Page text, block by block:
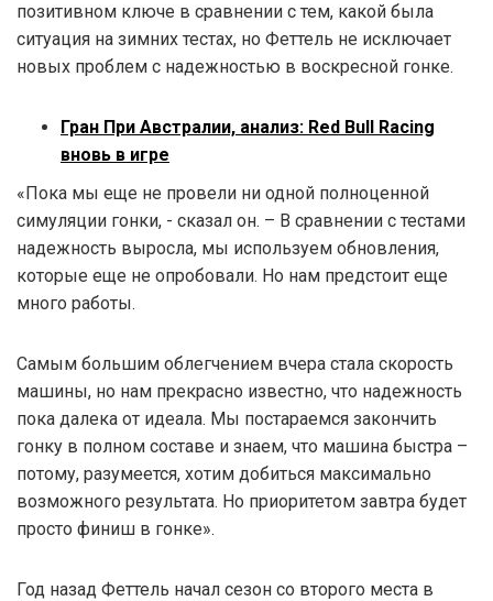
позитивном ключе в сравнении с тем, какой была
ситуация на зимних тестах, но Феттель не исключает
новых проблем с надежностью в воскресной гонке.
Гран При Австралии, анализ: Red Bull Racing
вновь в игре
«Пока мы еще не провели ни одной полноценной
симуляции гонки, - сказал он. – В сравнении с тестами
надежность выросла, мы используем обновления,
которые еще не опробовали. Но нам предстоит еще
много работы.
Самым большим облегчением вчера стала скорость
машины, но нам прекрасно известно, что надежность
пока далека от идеала. Мы постараемся закончить
гонку в полном составе и знаем, что машина быстра –
потому, разумеется, хотим добиться максимально
возможного результата. Но приоритетом завтра будет
просто финиш в гонке».
Год назад Феттель начал сезон со второго места в